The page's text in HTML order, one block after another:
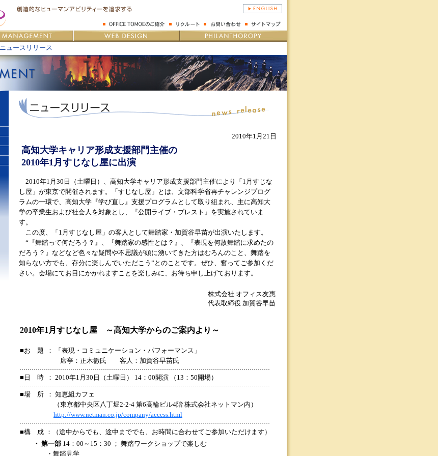
ニュースリリース
2010年1月21日
高知大学キャリア形成支援部門主催の
2010年1月すじなし屋に出演
2010年1月30日（土曜日）、高知大学キャリア形成支援部門主催により「1月すじな
し屋」が東京で開催されます。「すじなし屋」とは、文部科学省再チャレンジプログ
ラムの一環で、高知大学『学び直し』支援プログラムとして取り組まれ、主に高知大
学の卒業生および社会人を対象とし、『公開ライブ・ブレスト』を実施されていま
す。
この度、「1月すじなし屋」の客人として舞踏家・加賀谷早苗が出演いたします。
“『舞踏って何だろう？』、『舞踏家の感性とは？』、『表現を何故舞踏に求めたの
だろう？』などなど色々な疑問や不思議が頭に湧いてきた方はむろんのこと、舞踏を
知らない方でも、存分に楽しんでいただこう”とのことです。ぜひ、奮ってご参加くだ
さい。会場にてお目にかかれますことを楽しみに、お待ち申し上げております。
株式会社 オフィス友惠
代表取締役 加賀谷早苗
2010年1月すじなし屋 ～高知大学からのご案内より～
■お 題
： 「表現・コミュニケーション・パフォーマンス」
席亭：正木徹氏 客人：加賀谷早苗氏
■日 時 ： 2010年1月30日（土曜日） 14：00開演 （13：50開場）
■場 所
： 知恵組カフェ
（東京都中央区八丁堀2-2-4 第6高輪ビル4階 株式会社ネットマン内）
http://www.netman.co.jp/company/access.html
■構 成 ：（途中からでも、途中まででも、お時間に合わせてご参加いただけます）
・ 第一部 14：00～15：30 ； 舞踏ワークショップで楽しむ
・舞踏見学